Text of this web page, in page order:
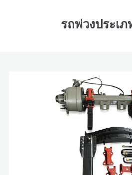
รถพ่วงประเภ